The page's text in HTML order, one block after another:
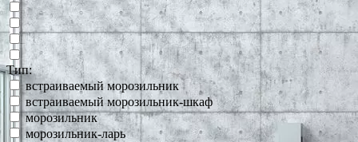
Тип:
встраиваемый морозильник
встраиваемый морозильник-шкаф
морозильник
морозильник-ларь